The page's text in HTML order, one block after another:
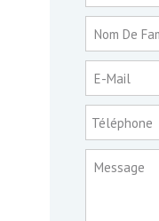
Nom De
E-Mail
Téléphone
Message